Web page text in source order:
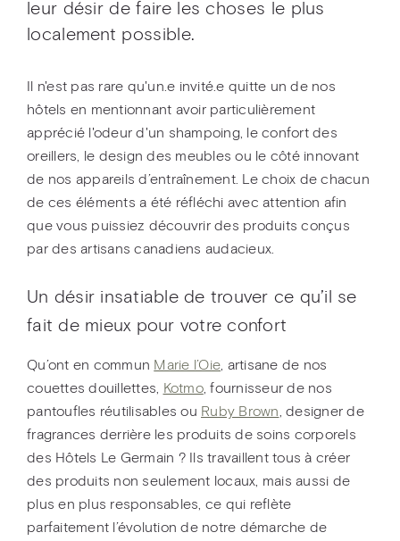
leur désir de faire les choses le plus
localement possible.
Il n'est pas rare qu'un.e invité.e quitte un de nos
hôtels en mentionnant avoir particulièrement
apprécié l'odeur d'un shampoing, le confort des
oreillers, le design des meubles ou le côté innovant
de nos appareils d’entraînement. Le choix de chacun
de ces éléments a été réfléchi avec attention afin
que vous puissiez découvrir des produits conçus
par des artisans canadiens audacieux.
Un désir insatiable de trouver ce qu’il se
fait de mieux pour votre confort
Qu’ont en commun Marie l’Oie , artisane de nos
couettes douillettes,
Kotmo, fournisseur de nos
pantoufles réutilisables ou Ruby Brown , designer de
fragrances derrière les produits de soins corporels
des Hôtels Le Germain ? Ils travaillent tous à créer
des produits non seulement locaux, mais aussi de
plus en plus responsables, ce qui reflète
parfaitement l’évolution de notre démarche de